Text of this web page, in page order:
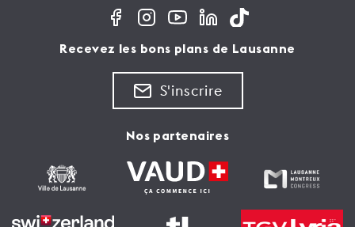
Recevez les bons plans de Lausanne
S'inscrire
Nos partenaires